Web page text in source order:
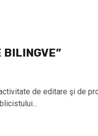
BILINGVE”
de editare şi de